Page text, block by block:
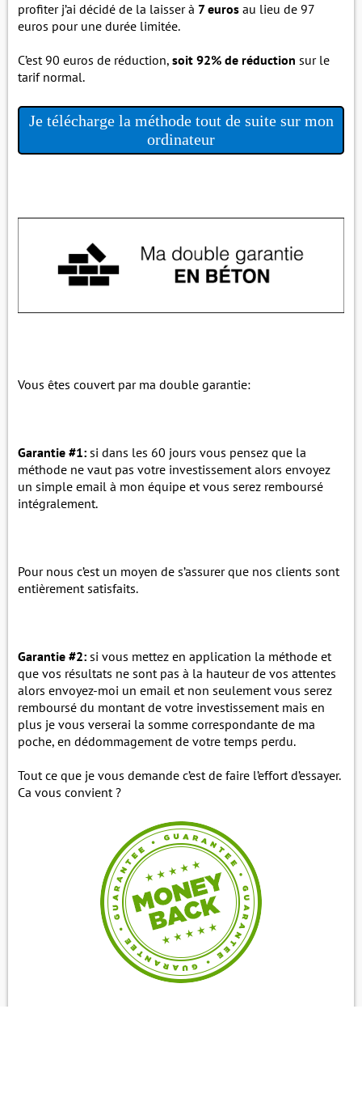
profiter j’ai décidé de la laisser à 7 euros au lieu de 97
euros pour une durée limitée.
C’est 90 euros de réduction, soit 92% de réduction sur le
tarif normal.
Je télécharge la méthode tout de suite sur mon
ordinateur
Vous êtes couvert par ma double garantie:
Garantie #1: si dans les 60 jours vous pensez que la
méthode ne vaut pas votre investissement alors envoyez
un simple email à mon équipe et vous serez remboursé
intégralement.
Pour nous c’est un moyen de s’assurer que nos clients sont
entièrement satisfaits.
Garantie #2: si vous mettez en application la méthode et
que vos résultats ne sont pas à la hauteur de vos attentes
alors envoyez-moi un email et non seulement vous serez
remboursé du montant de votre investissement mais en
plus je vous verserai la somme correspondante de ma
poche, en dédommagement de votre temps perdu.
Tout ce que je vous demande c’est de faire l’effort d’essayer.
Ca vous convient ?